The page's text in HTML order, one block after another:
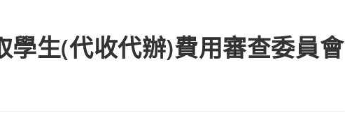
學生(代收代辦)費用審查委員會